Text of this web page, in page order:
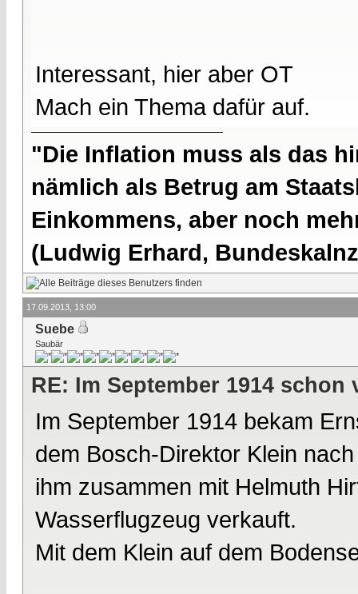
Interessant, hier aber OT
Mach ein Thema dafür auf.
"Die Inflation muss als das
nämlich als Betrug am
Einkommens, aber noch
(Ludwig Erhard,
17.09.2013, 13:00
Suebe
Saubär
RE: Im September 1914 schon
Im September 1914 bekam
dem Bosch-Direktor Klein
ihm zusammen mit Helmuth
Wasserflugzeug verkauft.
Mit dem Klein auf dem